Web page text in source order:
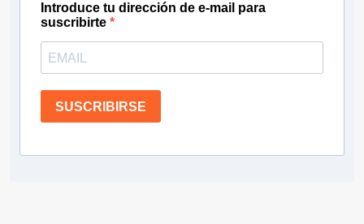
Introduce tu dirección de e-mail para
suscribirte
SUSCRIBIRSE